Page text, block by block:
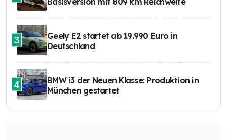
3
Geely E2 startet ab 19.990 Euro in
Deutschland
4
BMW i3 der Neuen Klasse: Produktion in
München gestartet